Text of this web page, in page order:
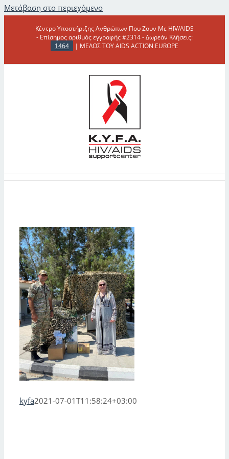
Μετάβαση στο περιεχόμενο
Κέντρο Υποστήριξης Ανθρώπων Που Ζουν Με HIV/AIDS
- Επίσημος αριθμός εγγραφής #2314 - Δωρεάν Κλήσεις:
1464
| ΜΕΛΟΣ ΤΟΥ AIDS ACTION EUROPE
kyfa2021-07-01T11:58:24+03:00